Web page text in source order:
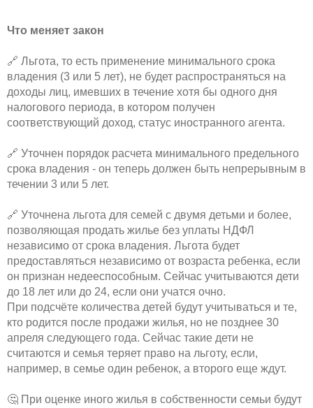
Что меняет закон
🔗 Льгота, то есть применение минимального срока
владения (3 или 5 лет), не будет распространяться на
доходы лиц, имевших в течение хотя бы одного дня
налогового периода, в котором получен
соответствующий доход, статус иностранного агента.
🔗 Уточнен порядок расчета минимального предельного
срока владения - он теперь должен быть непрерывным в
течении 3 или 5 лет.
🔗 Уточнена льгота для семей с двумя детьми и более,
позволяющая продать жилье без уплаты НДФЛ
независимо от срока владения. Льгота будет
предоставляться независимо от возраста ребенка, если
он признан недееспособным. Сейчас учитываются дети
до 18 лет или до 24, если они учатся очно.
При подсчёте количества детей будут учитываться и те,
кто родится после продажи жилья, но не позднее 30
апреля следующего года. Сейчас такие дети не
считаются и семья теряет право на льготу, если,
например, в семье один ребенок, а второго еще ждут.
🤔 При оценке иного жилья в собственности семьи будут